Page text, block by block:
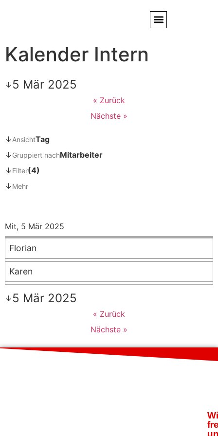
Kalender Intern
↓ 5 Mär 2025
« Zurück
Nächste »
↓AnsichtTag
↓Gruppiert nachMitarbeiter
↓Filter(4)
↓Mehr
Mit, 5 Mär 2025
Florian
Karen
↓ 5 Mär 2025
« Zurück
Nächste »